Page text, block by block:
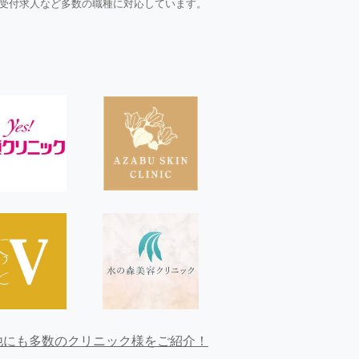
付求人など多数の職種に対応しています。
にも多数のクリニック様をご紹介！